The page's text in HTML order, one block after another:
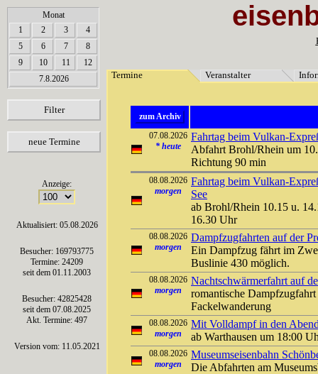
array(6) { [0]=> string(7) "Termine" [1]=> string(12) "Veranstalter" [2]=> string(11)
Termine Veranstalter
Monat
1
2 3
4
5
6 7
8
9
10 11
12
7.8.2026
Filter
neue Termine
Anzeige:
Aktualisiert: 05.08.2026
Besucher: 169793775
Termine: 24209
seit dem 01.11.2003
Besucher: 42825428
seit dem 07.08.2025
Akt. Termine: 497
Version vom: 11.05.2021
zum Archiv
07.08.2026
* heute
Fahrtag beim Vulkan-
Abfahrt Brohl/Rhein um
Richtung 90 min
08.08.2026
morgen
Fahrtag beim Vulkan-
See
ab Brohl/Rhein 10.15 u.
16.30 Uhr
08.08.2026
morgen
Dampfzugfahrten auf der
Ein Dampfzug fährt im
Buslinie 430 möglich.
08.08.2026
morgen
Nachtschwärmerfahrt auf
romantische
Fackelwanderung
08.08.2026
morgen
Mit Volldampf in den
ab Warthausen um 18:00
08.08.2026
morgen
Museumseisenbahn
Die Abfahrten am